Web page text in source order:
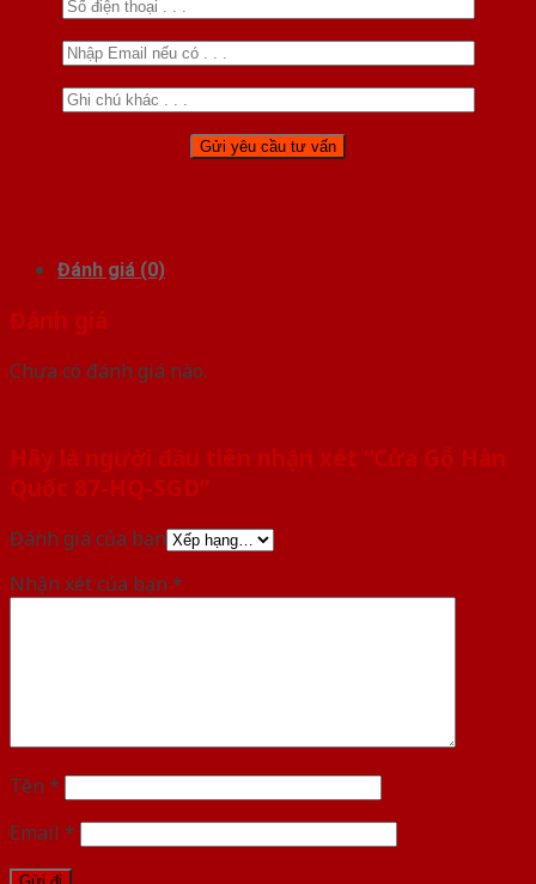
Đánh giá (0)
Đánh giá
Chưa có đánh giá nào.
Hãy là người đầu tiên nhận xét “Cửa Gỗ Hàn
Quốc 87-HQ-SGD”
Đánh giá của bạn
Nhận xét của bạn *
Tên *
Email *